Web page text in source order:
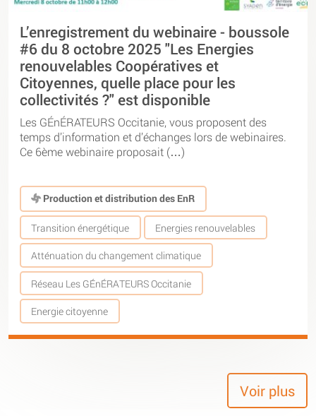
L’enregistrement du webinaire - boussole
#6 du 8 octobre 2025 "Les Energies
renouvelables Coopératives et
Citoyennes, quelle place pour les
collectivités ?" est disponible
Les GÉnÉRATEURS Occitanie, vous proposent des
temps d’information et d’échanges lors de webinaires.
Ce 6ème webinaire proposait (…)
Production et distribution des EnR
Transition énergétique Energies renouvelables
Atténuation du changement climatique
Réseau Les GÉnÉRATEURS Occitanie
Energie citoyenne
Voir plus